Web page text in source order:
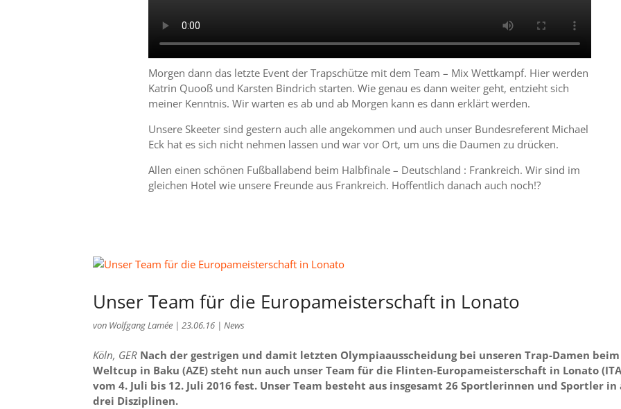
Morgen dann das letzte Event der Trapschütze mit dem Team – Mix Wettkampf. Hier werden
Katrin Quooß und Karsten Bindrich starten. Wie genau es dann weiter geht, entzieht sich
meiner Kenntnis. Wir warten es ab und ab Morgen kann es dann erklärt werden.
Unsere Skeeter sind gestern auch alle angekommen und auch unser Bundesreferent Michael
Eck hat es sich nicht nehmen lassen und war vor Ort, um uns die Daumen zu drücken.
Allen einen schönen Fußballabend beim Halbfinale – Deutschland : Frankreich. Wir sind im
gleichen Hotel wie unsere Freunde aus Frankreich. Hoffentlich danach auch noch!?
Unser Team für die Europameisterschaft in Lonato
von Wolfgang Lamée |23.06.16 |News
Köln, GER Nach der gestrigen und damit letzten Olympiaausscheidung bei unseren Trap-Damen beim
Weltcup in Baku (AZE) steht nun auch unser Team für die Flinten-Europameisterschaft in Lonato
vom 4. Juli bis 12. Juli 2016 fest. Unser Team besteht aus insgesamt 26 Sportlerinnen und Sportler in
drei Disziplinen.